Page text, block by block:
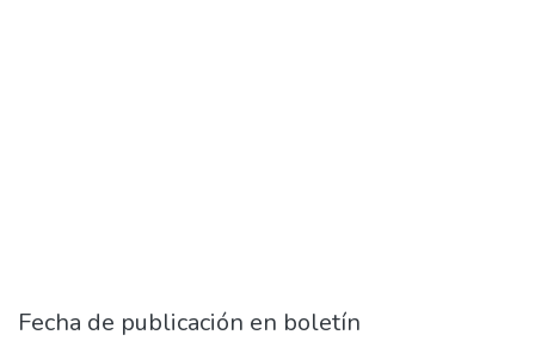
Fecha de publicación en boletín